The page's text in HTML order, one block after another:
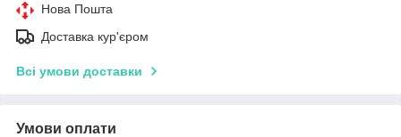
Нова Пошта
Доставка кур'єром
Всі умови доставки
Умови оплати